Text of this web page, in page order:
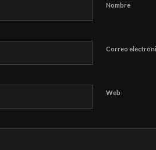
Nombre
Correo
Web